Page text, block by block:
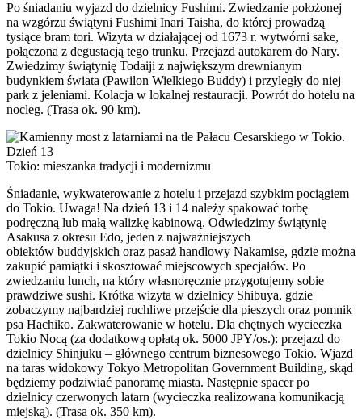
Po śniadaniu wyjazd do dzielnicy Fushimi. Zwiedzanie położonej
na wzgórzu świątyni Fushimi Inari Taisha, do której prowadzą
tysiące bram tori. Wizyta w działającej od 1673 r. wytwórni sake,
połączona z degustacją tego trunku. Przejazd autokarem do Nary.
Zwiedzimy świątynię Todaiji z największym drewnianym
budynkiem świata (Pawilon Wielkiego Buddy) i przyległy do niej
park z jeleniami. Kolacja w lokalnej restauracji. Powrót do hotelu na
nocleg. (Trasa ok. 90 km).
Dzień 13
Tokio: mieszanka tradycji i modernizmu
Śniadanie, wykwaterowanie z hotelu i przejazd szybkim pociągiem
do Tokio. Uwaga! Na dzień 13 i 14 należy spakować torbę
podręczną lub małą walizkę kabinową. Odwiedzimy świątynię
Asakusa z okresu Edo, jeden z najważniejszych
obiektów buddyjskich oraz pasaż handlowy Nakamise, gdzie można
zakupić pamiątki i skosztować miejscowych specjałów. Po
zwiedzaniu lunch, na który własnoręcznie przygotujemy sobie
prawdziwe sushi. Krótka wizyta w dzielnicy Shibuya, gdzie
zobaczymy najbardziej ruchliwe przejście dla pieszych oraz pomnik
psa Hachiko. Zakwaterowanie w hotelu. Dla chętnych wycieczka
Tokio Nocą (za dodatkową opłatą ok. 5000 JPY/os.): przejazd do
dzielnicy Shinjuku – głównego centrum biznesowego Tokio. Wjazd
na taras widokowy Tokyo Metropolitan Government Building, skąd
będziemy podziwiać panoramę miasta. Następnie spacer po
dzielnicy czerwonych latarn (wycieczka realizowana komunikacją
miejską). (Trasa ok. 350 km).